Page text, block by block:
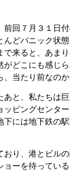
回７月３１日
どパニック状
来ると、あま
どこにも感じ
、当たり前なの
と、私たちは
ピングセンタ
には地下鉄の
り、港とビル
ーを待ってい